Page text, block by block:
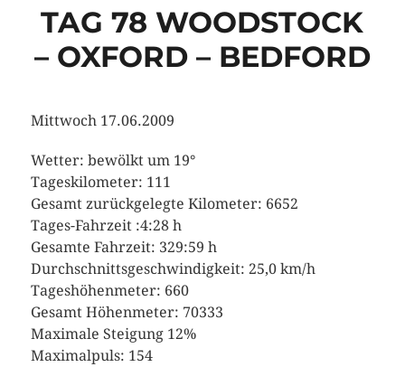
TAG 78 WOODSTOCK
– OXFORD – BEDFORD
Mittwoch 17.06.2009
Wetter: bewölkt um 19°
Tageskilometer: 111
Gesamt zurückgelegte Kilometer: 6652
Tages-Fahrzeit :4:28 h
Gesamte Fahrzeit: 329:59 h
Durchschnittsgeschwindigkeit: 25,0 km/h
Tageshöhenmeter: 660
Gesamt Höhenmeter: 70333
Maximale Steigung 12%
Maximalpuls: 154